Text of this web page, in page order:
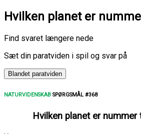
Hvilken planet er
Find svaret længere nede
Sæt din paratviden i spil og svar på
Blandet paratviden
NATURVIDENSKAB SPØRGSMÅL #368
Hvilken planet er